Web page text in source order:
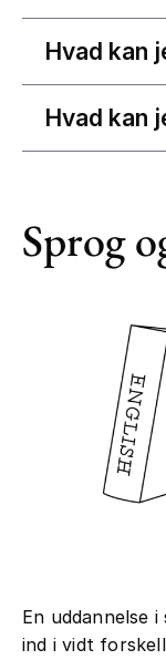
Hvad kan
Hvad kan
Sprog
En uddannelse
ind i vidt